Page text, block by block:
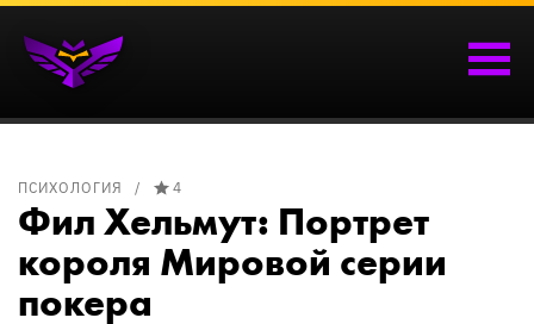
ПСИХОЛОГИЯ 4
Фил Хельмут: Портрет
короля Мировой серии
покера